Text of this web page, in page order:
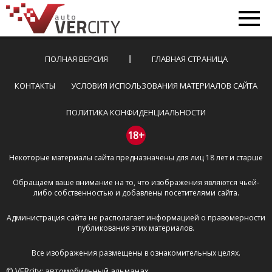
ПОЛНАЯ ВЕРСИЯ ГЛАВНАЯ СТРАНИЦА
КОНТАКТЫ УСЛОВИЯ ИСПОЛЬЗОВАНИЯ МАТЕРИАЛОВ САЙТА
ПОЛИТИКА КОНФИДЕНЦИАЛЬНОСТИ
18+
Некоторые материалы сайта предназначены для лиц 18 лет и старше
Обращаем ваше внимание на то, что изображения являются чьей-
либо собственностью и добавлены посетителями сайта.
Администрация сайта не располагает информацией о правомерности
публикования этих материалов.
Все изображения размещены в ознакомительных целях.